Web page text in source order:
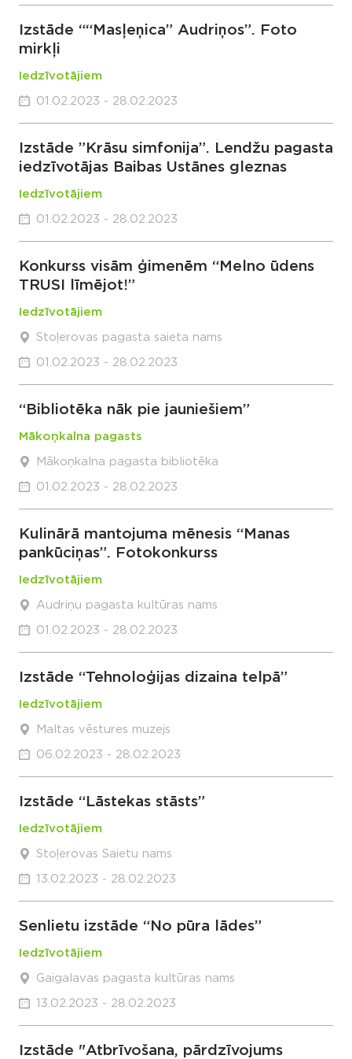
Izstāde ““Masļeņica” Audriņos”. Foto
mirkļi
Iedzīvotājiem
01.02.2023 - 28.02.2023
Izstāde ”Krāsu simfonija”. Lendžu pagasta
iedzīvotājas Baibas Ustānes gleznas
Iedzīvotājiem
01.02.2023 - 28.02.2023
Konkurss visām ģimenēm “Melno ūdens
TRUSI līmējot!”
Iedzīvotājiem
Stoļerovas pagasta saieta nams
01.02.2023 - 28.02.2023
“Bibliotēka nāk pie jauniešiem”
Mākoņkalna pagasts
Mākoņkalna pagasta bibliotēka
01.02.2023 - 28.02.2023
Kulinārā mantojuma mēnesis “Manas
pankūciņas”. Fotokonkurss
Iedzīvotājiem
Audriņu pagasta kultūras nams
01.02.2023 - 28.02.2023
Izstāde “Tehnoloģijas dizaina telpā”
Iedzīvotājiem
Maltas vēstures muzejs
06.02.2023 - 28.02.2023
Izstāde “Lāstekas stāsts”
Iedzīvotājiem
Stoļerovas Saietu nams
13.02.2023 - 28.02.2023
Senlietu izstāde “No pūra lādes”
Iedzīvotājiem
Gaigalavas pagasta kultūras nams
13.02.2023 - 28.02.2023
Izstāde "Atbrīvošana, pārdzīvojums